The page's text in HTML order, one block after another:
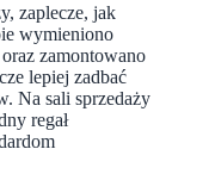
zaplecze, jak
wymieniono
zamontowano
lepiej zadbać
Na sali sprzedaży
regał